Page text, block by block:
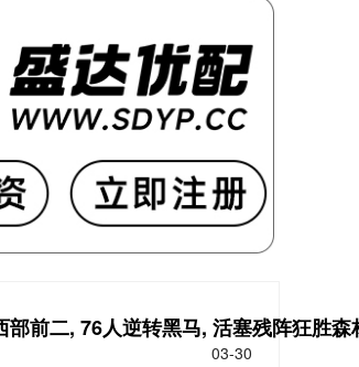
前二, 76人逆转黑马, 活塞残阵狂胜森
03-30